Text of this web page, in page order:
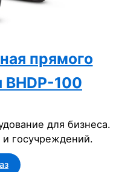
прямого
BHDP-100
для бизнеса.
госучреждений.